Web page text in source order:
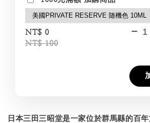
NT$ 0
NT$ 100
-
日本三田三昭堂是一家位於群馬縣的百